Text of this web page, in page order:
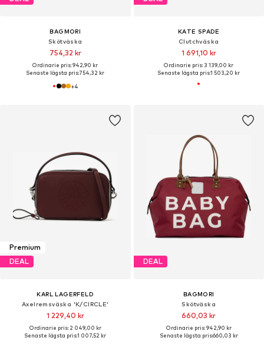
BAGMORI
Skötväska
754,32 kr
Ordinarie pris: 942,90 kr
Senaste lägsta pris:754,32 kr
+4
KATE SPADE
Clutchväska
1 691,10 kr
Ordinarie pris: 3 139,00 kr
Senaste lägsta pris:1 503,20 kr
Premium
DEAL
KARL LAGERFELD
Axelremsväska 'K/CIRCLE'
1 229,40 kr
Ordinarie pris: 2 049,00 kr
Senaste lägsta pris:1 007,52 kr
DEAL
BAGMORI
Skötväska
660,03 kr
Ordinarie pris: 942,90 kr
Senaste lägsta pris:660,03 kr